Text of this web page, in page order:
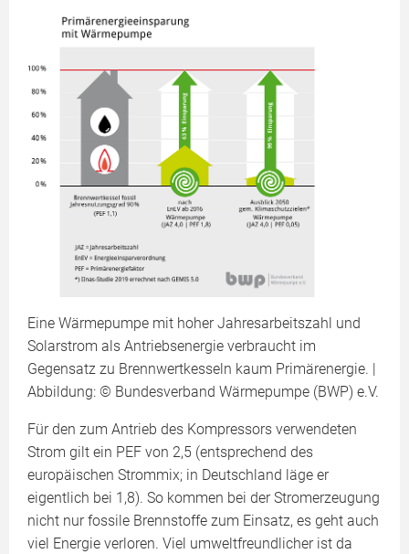
Eine Wärmepumpe mit hoher Jahresarbeitszahl und
Solarstrom als Antriebsenergie verbraucht im
Gegensatz zu Brennwertkesseln kaum Primärenergie. |
Abbildung: © Bundesverband Wärmepumpe (BWP) e.V.
Für den zum Antrieb des Kompressors verwendeten
Strom gilt ein PEF von 2,5 (entsprechend des
europäischen Strommix; in Deutschland läge er
eigentlich bei 1,8). So kommen bei der Stromerzeugung
nicht nur fossile Brennstoffe zum Einsatz, es geht auch
viel Energie verloren. Viel umweltfreundlicher ist da